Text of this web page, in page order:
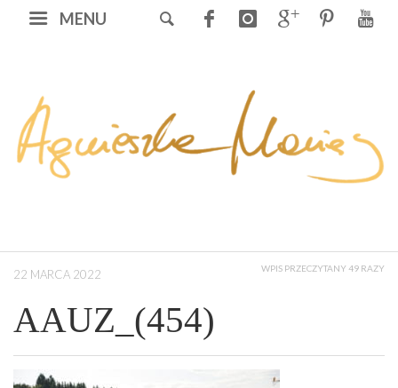
MENU
22 MARCA 2022 WPIS PRZECZYTANY 49 RAZY
AAUZ_(454)